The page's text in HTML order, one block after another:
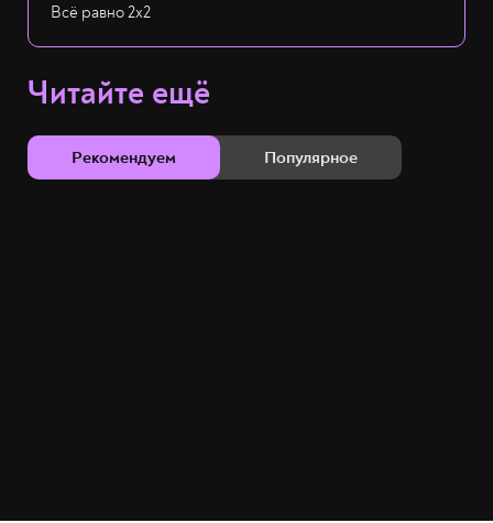
Всё равно 2х2
Читайте ещё
Рекомендуем Популярное